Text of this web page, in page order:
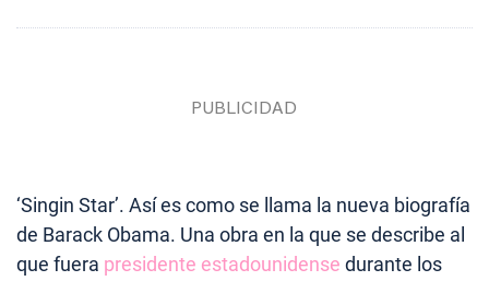
‘Singin Star’. Así es como se llama la nueva biografía
de Barack Obama. Una obra en la que se describe al
que fuera presidente estadounidense durante los